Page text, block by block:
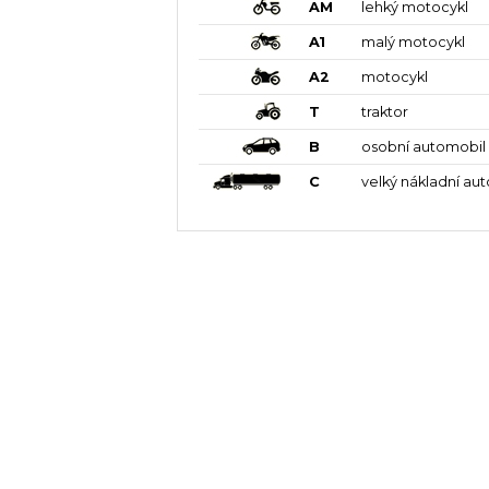
AM lehký motocykl
A1 malý motocykl
A2 motocykl
T traktor
B osobní automobil
C velký nákladní